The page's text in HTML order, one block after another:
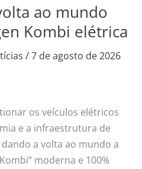
ao mundo
Kombi elétrica
/7 de agosto de 2026
os veículos elétricos
e a infraestrutura de
a volta ao mundo a
moderna e 100%